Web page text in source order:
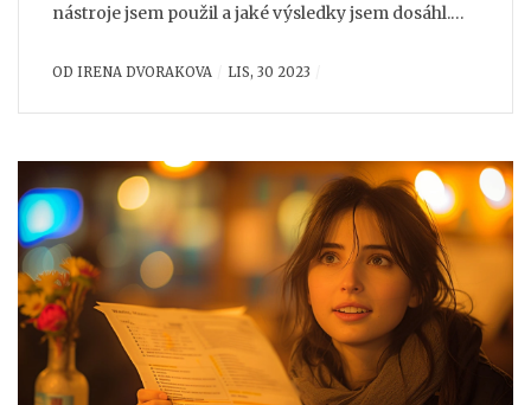
nástroje jsem použil a jaké výsledky jsem dosáhl.
odvážlivcům, kteří si troufnou na DIY opravu zubu.
OD IRENA DVORAKOVA LIS, 30 2023